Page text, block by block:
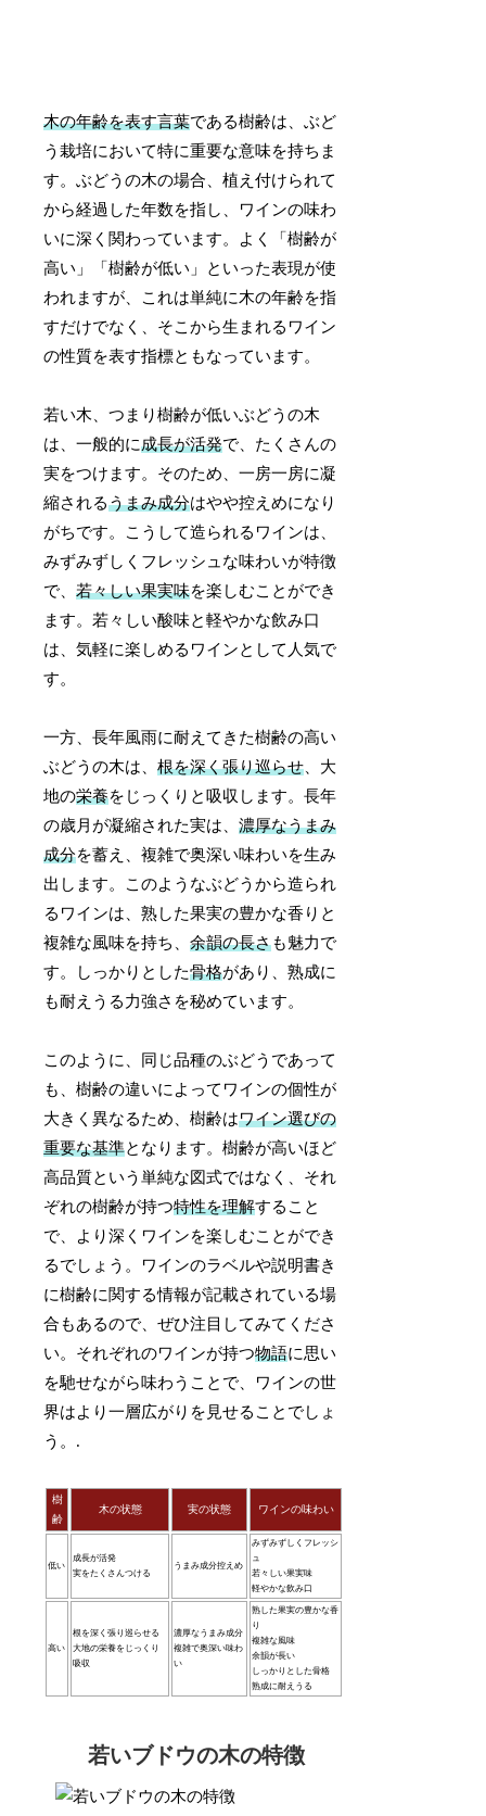
木の年齢を表す言葉である樹齢は、ぶど
う栽培において特に重要な意味を持ちま
す。ぶどうの木の場合、植え付けられて
から経過した年数を指し、ワインの味わ
いに深く関わっています。よく「樹齢が
高い」「樹齢が低い」といった表現が使
われますが、これは単純に木の年齢を指
すだけでなく、そこから生まれるワイン
の性質を表す指標ともなっています。
若い木、つまり樹齢が低いぶどうの木
は、一般的に成長が活発で、たくさんの
実をつけます。そのため、一房一房に凝
縮されるうまみ成分はやや控えめになり
がちです。こうして造られるワインは、
みずみずしくフレッシュな味わいが特徴
で、若々しい果実味を楽しむことができ
ます。若々しい酸味と軽やかな飲み口
は、気軽に楽しめるワインとして人気で
す。
一方、長年風雨に耐えてきた樹齢の高い
ぶどうの木は、根を深く張り巡らせ、大
地の栄養をじっくりと吸収します。長年
の歳月が凝縮された実は、濃厚なうまみ
成分を蓄え、複雑で奥深い味わいを生み
出します。このようなぶどうから造られ
るワインは、熟した果実の豊かな香りと
複雑な風味を持ち、余韻の長さも魅力で
す。しっかりとした骨格があり、熟成に
も耐えうる力強さを秘めています。
このように、同じ品種のぶどうであって
も、樹齢の違いによってワインの個性が
大きく異なるため、樹齢はワイン選びの
重要な基準となります。樹齢が高いほど
高品質という単純な図式ではなく、それ
ぞれの樹齢が持つ特性を理解すること
で、より深くワインを楽しむことができ
るでしょう。ワインのラベルや説明書き
に樹齢に関する情報が記載されている場
合もあるので、ぜひ注目してみてくださ
い。それぞれのワインが持つ物語に思い
を馳せながら味わうことで、ワインの世
界はより一層広がりを見せることでしょ
う。.
樹
齢
木の状態 実の状態 ワインの味わい
低い
成長が活発
実をたくさんつける
うまみ成分控えめ
みずみずしくフレッシ
ュ
若々しい果実味
軽やかな飲み口
高い
根を深く張り巡らせる
大地の栄養をじっくり
吸収
濃厚なうまみ成分
複雑で奥深い味わ
い
熟した果実の豊かな香
り
複雑な風味
余韻が長い
しっかりとした骨格
熟成に耐えうる
若いブドウの木の特徴